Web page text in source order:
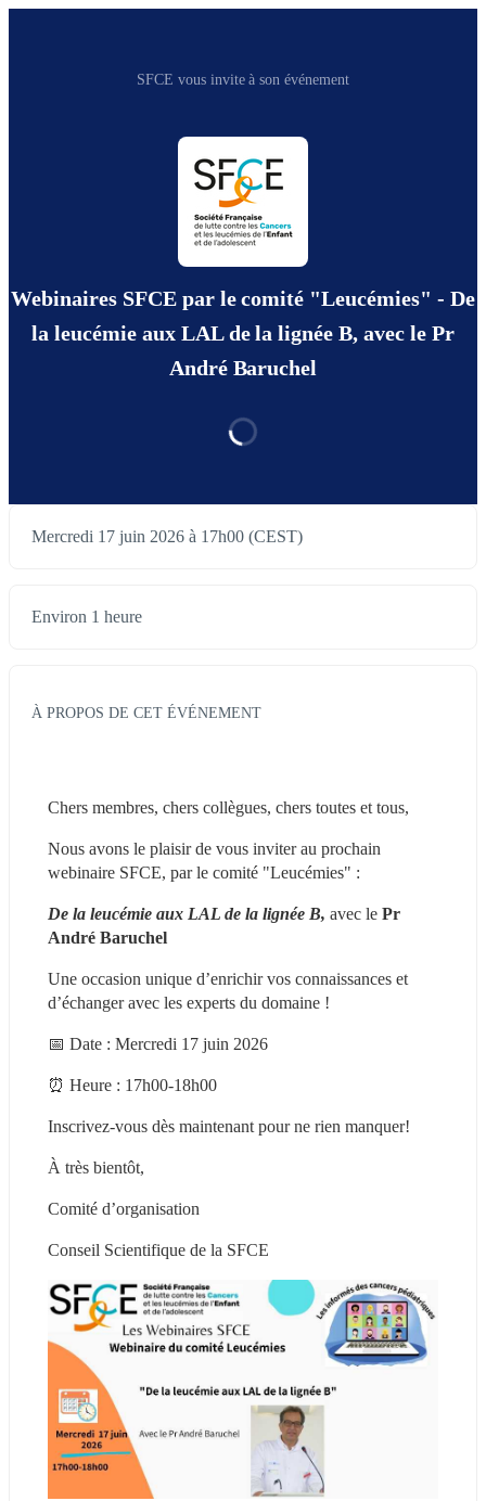
SFCE vous invite à son événement
Webinaires SFCE par le comité "Leucémies" - De
la leucémie aux LAL de la lignée B, avec le Pr
André Baruchel
Mercredi 17 juin 2026 à 17h00 (CEST)
Environ 1 heure
À PROPOS DE CET ÉVÉNEMENT
Chers membres, chers collègues, chers toutes et tous,
Nous avons le plaisir de vous inviter au prochain
webinaire SFCE, par le comité "Leucémies" :
De la leucémie aux LAL de la lignée B, avec le Pr
André Baruchel
Une occasion unique d’enrichir vos connaissances et
d’échanger avec les experts du domaine !
📅 Date : Mercredi 17 juin 2026
⏰ Heure : 17h00-18h00
Inscrivez-vous dès maintenant pour ne rien manquer!
À très bientôt,
Comité d’organisation
Conseil Scientifique de la SFCE